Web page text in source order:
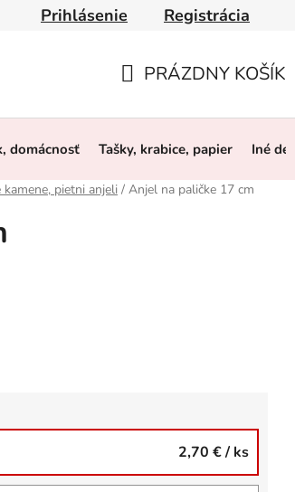
Ochrana osobných údajov
Prihlásenie Registrácia
KOŠÍK
PRÁZDNY KOŠÍK
domácnosť Tašky, krabice, papier Iné
kamene, pietni anjeli / Anjel na paličke 17 cm
2,70 €/ ks